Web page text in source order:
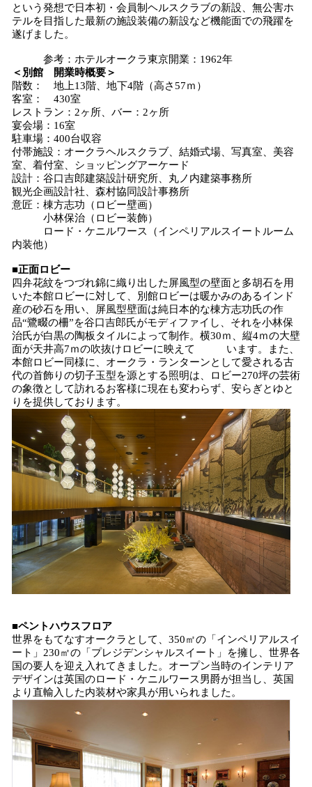
という発想で日本初・会員制ヘルスクラブの新設、無公害ホ
テルを目指した最新の施設装備の新設など機能面での飛躍を
遂げました。
参考：ホテルオークラ東京開業：1962年
＜別館 開業時概要＞
階数： 地上13階、地下4階（高さ57ｍ）
客室： 430室
レストラン：2ヶ所、バー：2ヶ所
宴会場：16室
駐車場：400台収容
付帯施設：オークラヘルスクラブ、結婚式場、写真室、美容
室、着付室、ショッピングアーケード
設計：谷口吉郎建築設計研究所、丸ノ内建築事務所
観光企画設計社、森村協同設計事務所
意匠：棟方志功（ロビー壁画）
小林保治（ロビー装飾）
ロード・ケニルワース（インペリアルスイートルーム
内装他）
■正面ロビー
四弁花紋をつづれ錦に織り出した屏風型の壁面と多胡石を用
いた本館ロビーに対して、別館ロビーは暖かみのあるインド
産の砂石を用い、屏風型壁面は純日本的な棟方志功氏の作
品“鷺畷の柵”を谷口吉郎氏がモディファイし、それを小林保
治氏が白黒の陶板タイルによって制作。横30ｍ、縦4ｍの大壁
面が天井高7ｍの吹抜けロビーに映えて います。また、
本館ロビー同様に、オークラ・ランターンとして愛される古
代の首飾りの切子玉型を源とする照明は、ロビー270坪の芸術
の象徴として訪れるお客様に現在も変わらず、安らぎとゆと
りを提供しております。
■ペントハウスフロア
世界をもてなすオークラとして、350㎡の「インペリアルスイ
ート」230㎡の「プレジデンシャルスイート」を擁し、世界各
国の要人を迎え入れてきました。オープン当時のインテリア
デザインは英国のロード・ケニルワース男爵が担当し、英国
より直輸入した内装材や家具が用いられました。